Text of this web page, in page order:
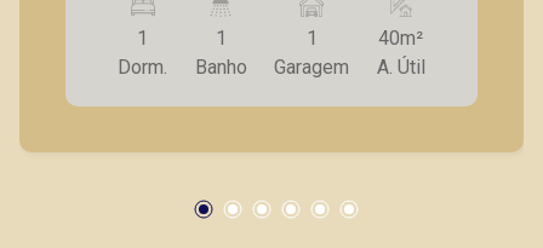
garagem. A Piramid tem como objetivo atender
seus clientes com agilidade e segurança, em
locação, vendas de imóveis prontos, usados ou
mesmo nos principais lançamentos da cidade
1
Dorm.
1
Banho
1
Garagem
40m²
A. Útil